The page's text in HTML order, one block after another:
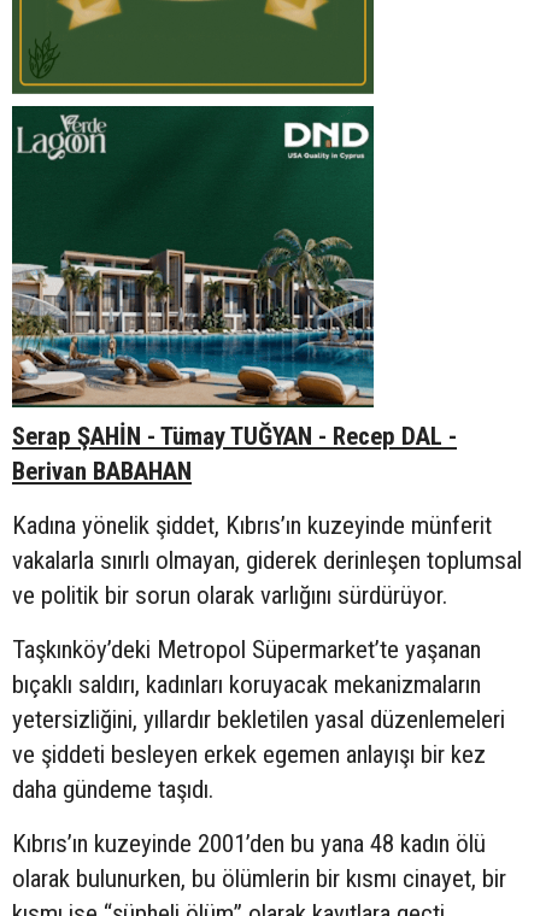
Serap ŞAHİN - Tümay TUĞYAN - Recep DAL -
Berivan BABAHAN
Kadına yönelik şiddet, Kıbrıs’ın kuzeyinde münferit
vakalarla sınırlı olmayan, giderek derinleşen toplumsal
ve politik bir sorun olarak varlığını sürdürüyor.
Taşkınköy’deki Metropol Süpermarket’te yaşanan
bıçaklı saldırı, kadınları koruyacak mekanizmaların
yetersizliğini, yıllardır bekletilen yasal düzenlemeleri
ve şiddeti besleyen erkek egemen anlayışı bir kez
daha gündeme taşıdı.
Kıbrıs’ın kuzeyinde 2001’den bu yana 48 kadın ölü
olarak bulunurken, bu ölümlerin bir kısmı cinayet, bir